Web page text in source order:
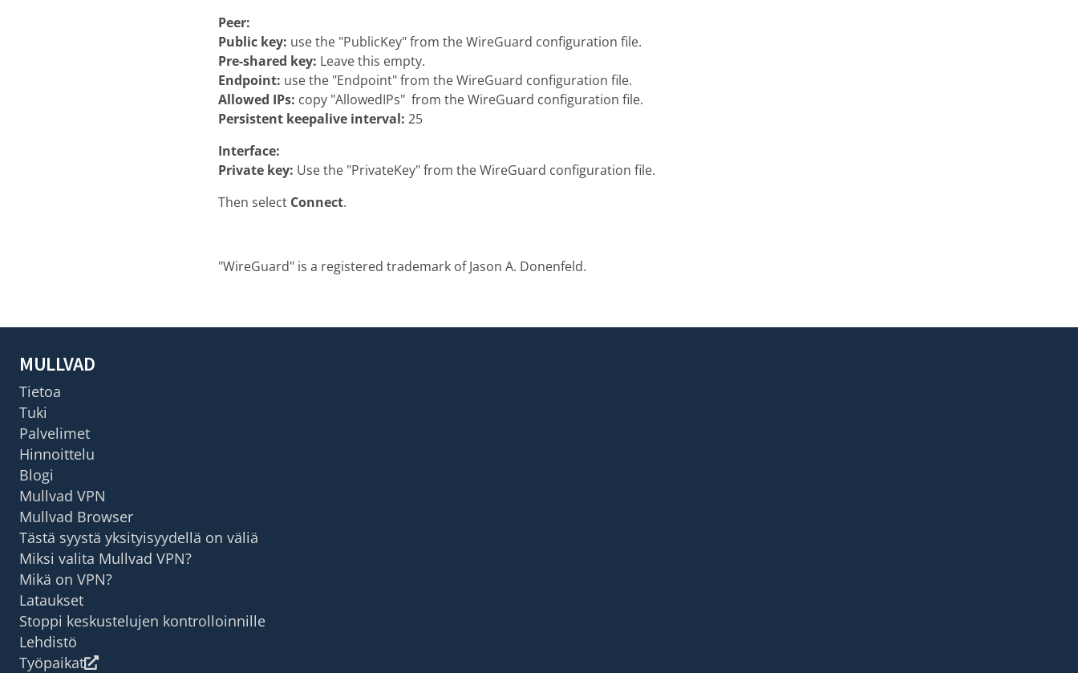
Peer:
Public key: use the "PublicKey" from the WireGuard configuration file.
Pre-shared key: Leave this empty.
Endpoint: use the "Endpoint" from the WireGuard configuration file.
Allowed IPs: copy "AllowedIPs" from the WireGuard configuration file.
Persistent keepalive interval: 25
Interface:
Private key: Use the "PrivateKey" from the WireGuard configuration file.
Then select Connect.
"WireGuard" is a registered trademark of Jason A. Donenfeld.
MULLVAD
Tietoa
Tuki
Palvelimet
Hinnoittelu
Blogi
Mullvad VPN
Mullvad Browser
Tästä syystä yksityisyydellä on väliä
Miksi valita Mullvad VPN?
Mikä on VPN?
Lataukset
Stoppi keskustelujen kontrolloinnille
Lehdistö
Työpaikat